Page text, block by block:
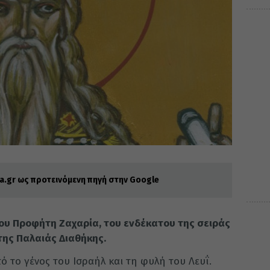
ως προτεινόμενη πηγή στην Google
Προφήτη Ζαχαρία, του ενδέκατου της σειράς
Παλαιάς Διαθήκης.
γένος του Ισραήλ και τη φυλή του Λευΐ.